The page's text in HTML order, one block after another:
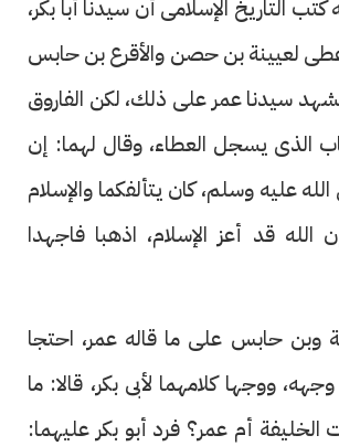
التاريخ الإسلامى أن سيدنا أبا بكر،
لعيينة بن حصن والأقرع بن حابس
سيدنا عمر على ذلك، لكن الفاروق
الذى يسجل العطاء، وقال لهما: إن
عليه وسلم، كان يتألفكما والإسلام
الله قد أعز الإسلام، اذهبا فاجهدا
حابس على ما قاله عمر، احتجا
ووجها كلامهما لأبى بكر، قالا: ما
الخليفة أم عمر؟ فرد أبو بكر عليهما: